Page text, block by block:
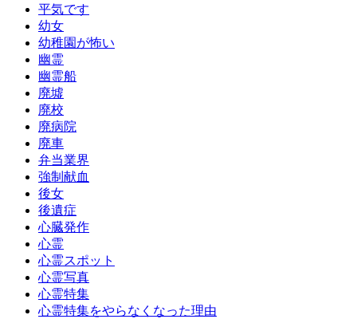
平気です
幼女
幼稚園が怖い
幽霊
幽霊船
廃墟
廃校
廃病院
廃車
弁当業界
強制献血
後女
後遺症
心臓発作
心霊
心霊スポット
心霊写真
心霊特集
心霊特集をやらなくなった理由